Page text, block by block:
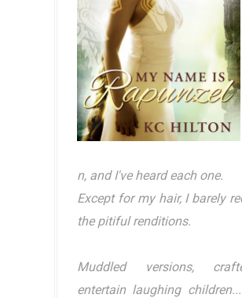
n, and I've heard each one.
Except for my hair, I barely
the pitiful renditions.
Muddled versions,
entertain laughing